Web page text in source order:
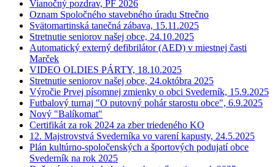
Vianočný pozdrav, PF 2026
Oznam Spoločného stavebného úradu Strečno
Svätomartinská tanečná zábava, 15.11.2025
Stretnutie seniorov našej obce, 24.10.2025
Automatický externý defibrilátor (AED) v miestnej časti
Marček
VIDEO OLDIES PÁRTY, 18.10.2025
Stretnutie seniorov našej obce, 24.októbra 2025
Výročie Prvej písomnej zmienky o obci Svederník, 15.9.2025
Futbalový turnaj "O putovný pohár starostu obce", 6.9.2025
Nový "Balíkomat"
Certifikát za rok 2024 za zber triedeného KO
12. Majstrovstvá Svederníka vo varení kapusty, 24.5.2025
Plán kultúrno-spoločenských a športových podujatí obce
Svederník na rok 2025